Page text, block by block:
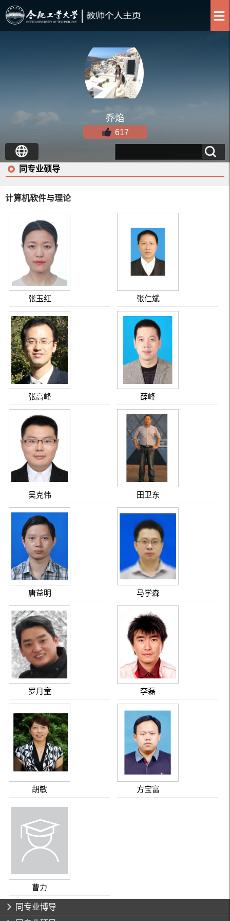
乔焰
617
同专业硕导
计算机软件与理论
张玉红 张仁斌
张高峰 薛峰
吴克伟 田卫东
唐益明 马学森
罗月童 李磊
胡敏 方宝富
曹力
同专业博导